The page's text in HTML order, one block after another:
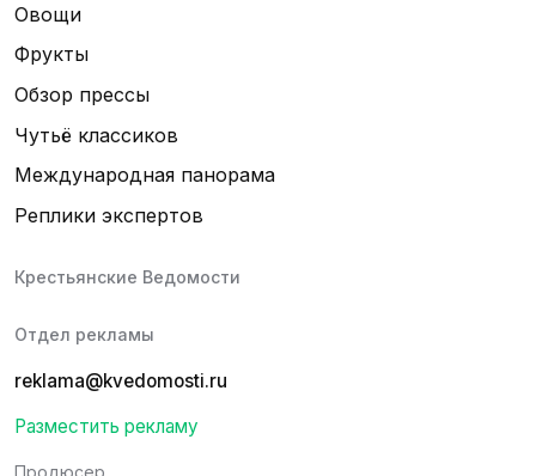
Овощи
Фрукты
Обзор прессы
Чутьё классиков
Международная панорама
Реплики экспертов
Крестьянские Ведомости
Отдел рекламы
reklama@kvedomosti.ru
Разместить рекламу
Продюсер